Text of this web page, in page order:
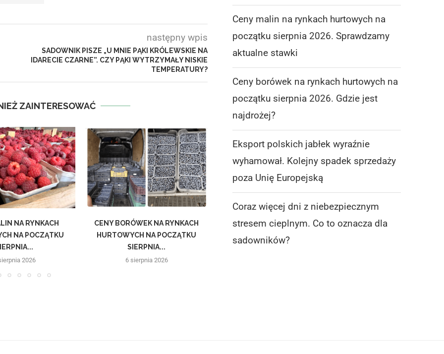
następny wpis
SADOWNIK PISZE „U MNIE PĄKI KRÓLEWSKIE NA
IDARECIE CZARNE”. CZY PĄKI WYTRZYMAŁY NISKIE
TEMPERATURY?
ZAINTERESOWAĆ
NA RYNKACH
NA POCZĄTKU
2026
CENY BORÓWEK NA RYNKACH
HURTOWYCH NA POCZĄTKU
SIERPNIA...
6 sierpnia 2026
EKSPORT POLSKICH JABŁEK
WYRAŹNIE WYHAMOWAŁ.
CORAZ WIĘCEJ DNI
Ceny malin na rynkach hurtowych na
początku sierpnia 2026. Sprawdzamy
aktualne stawki
Ceny borówek na rynkach hurtowych na
początku sierpnia 2026. Gdzie jest
najdrożej?
Eksport polskich jabłek wyraźnie
wyhamował. Kolejny spadek sprzedaży
poza Unię Europejską
Coraz więcej dni z niebezpiecznym
stresem cieplnym. Co to oznacza dla
sadowników?